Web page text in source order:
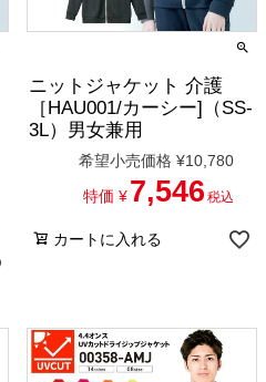
ニットジャケット 介護
［HAU001/カーシー]（SS-
3L）男女兼用
希望小売価格 ¥10,780
特価 ¥ 7,546 税込
カートに入れる